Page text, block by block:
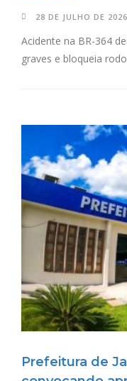
28 DE JULHO DE 2026
Acidente na BR-364
graves e bloqueia
Prefeitura de